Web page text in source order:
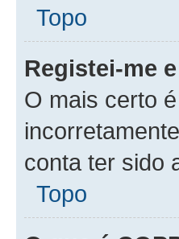
Topo
Registei-me
O mais certo
conta ter sido
Topo